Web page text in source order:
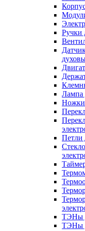
Ручки
Лампа
Ножки
Петли
ТЭНы
ТЭНы